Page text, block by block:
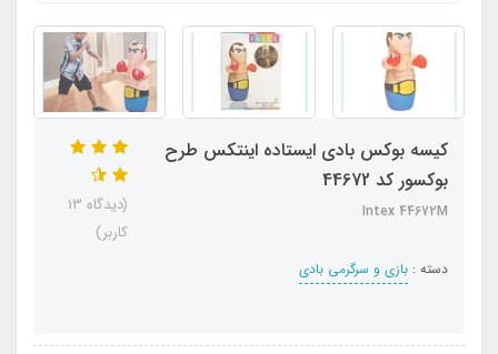
کیسه بوکس بادی ایستاده اینتکس طرح
بوکسور کد 44672
Intex 44672M
دسته : بازی و سرگرمی بادی
(دیدگاه 13
کاربر)